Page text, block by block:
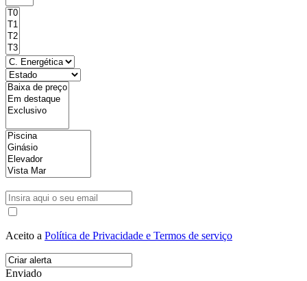
Aceito a Política de Privacidade e Termos de serviço
Enviado